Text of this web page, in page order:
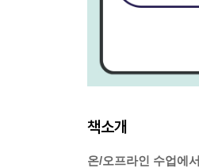
책소개
온/오프라인 수업에서